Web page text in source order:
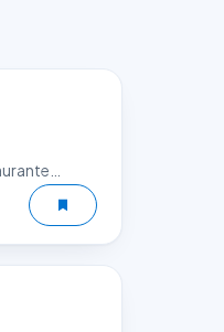
de los